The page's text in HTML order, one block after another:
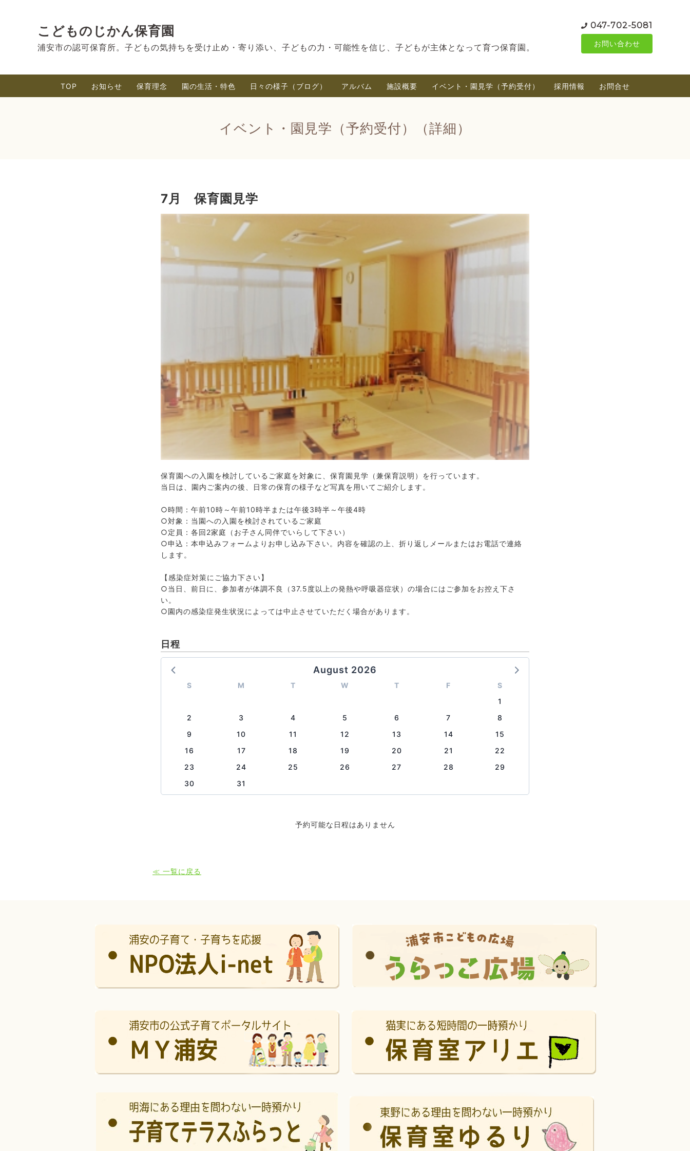
こどものじかん保育園
浦安市の認可保育所。子どもの気持ちを受け止め・寄り添い、子どもの力・可能性を信じ、子どもが主体となって育つ保育園。
047-702-5081
お問い合わせ
TOP お知らせ 保育理念 園の生活・特色 日々の様子（ブログ） アルバム 施設概要 イベント・園見学（予約受付） 採用情報 お問合せ
イベント・園見学（予約受付）（詳細）
7月 保育園見学
保育園への入園を検討しているご家庭を対象に、保育園見学（兼保育説明）を行っています。
当日は、園内ご案内の後、日常の保育の様子など写真を用いてご紹介します。
○時間：午前10時～午前10時半または午後3時半～午後4時
○対象：当園への入園を検討されているご家庭
○定員：各回2家庭（お子さん同伴でいらして下さい）
○申込：本申込みフォームよりお申し込み下さい。内容を確認の上、折り返しメールまたはお電話で連絡
します。
【感染症対策にご協力下さい】
○当日、前日に、参加者が体調不良（37.5度以上の発熱や呼吸器症状）の場合にはご参加をお控え下さ
い。
○園内の感染症発生状況によっては中止させていただく場合があります。
日程
August 2026
S M T W T F
S
1
2
3 4 5 6 7
8
9
10 11 12 13 14
15
16
17 18 19 20 21
22
23
24 25 26 27 28
29
30
31
予約可能な日程はありません
≪ 一覧に戻る